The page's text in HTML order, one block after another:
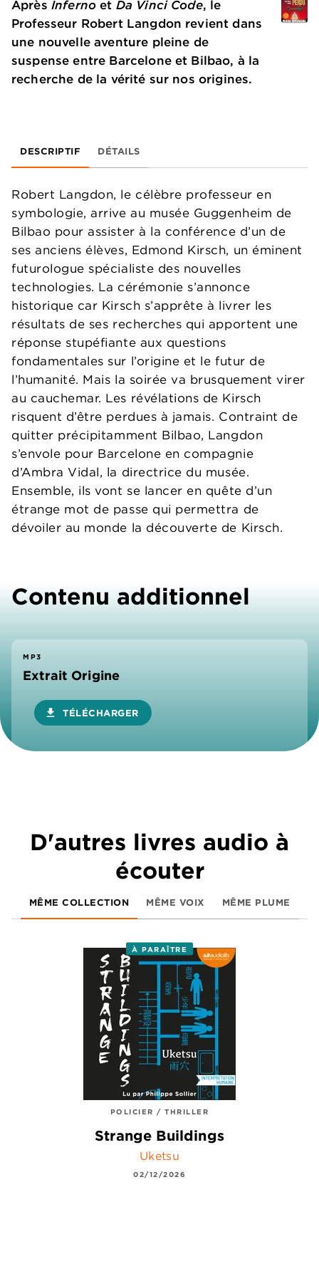
Après Inferno et Da Vinci Code, le
Professeur Robert Langdon revient dans
une nouvelle aventure pleine de
suspense entre Barcelone et Bilbao, à la
recherche de la vérité sur nos origines.
DESCRIPTIF DÉTAILS
Robert Langdon, le célèbre professeur en
symbologie, arrive au musée Guggenheim de
Bilbao pour assister à la conférence d’un de
ses anciens élèves, Edmond Kirsch, un éminent
futurologue spécialiste des nouvelles
technologies. La cérémonie s’annonce
historique car Kirsch s’apprête à livrer les
résultats de ses recherches qui apportent une
réponse stupéfiante aux questions
fondamentales sur l’origine et le futur de
l’humanité. Mais la soirée va brusquement virer
au cauchemar. Les révélations de Kirsch
risquent d’être perdues à jamais. Contraint de
quitter précipitamment Bilbao, Langdon
s’envole pour Barcelone en compagnie
d’Ambra Vidal, la directrice du musée.
Ensemble, ils vont se lancer en quête d’un
étrange mot de passe qui permettra de
dévoiler au monde la découverte de Kirsch.
Contenu additionnel
MP3
Extrait Origine
download TÉLÉCHARGER
D'autres livres audio à
écouter
MÊME COLLECTION MÊME VOIX MÊME PLUME
À PARAÎTRE
POLICIER / THRILLER
Strange Buildings
Uketsu
02/12/2026